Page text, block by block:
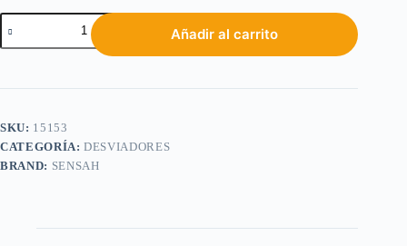
Añadir al carrito
SKU: 15153
CATEGORÍA:DESVIADORES
BRAND: SENSAH